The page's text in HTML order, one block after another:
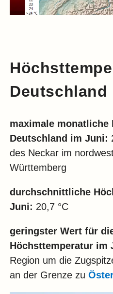
Deutschland
maximale monatliche
Deutschland im Juni:
des Neckar im
Württemberg
durchschnittliche
Juni: 20,7 °C
geringster Wert für
Höchsttemperatur im
Region um die
an der Grenze zu